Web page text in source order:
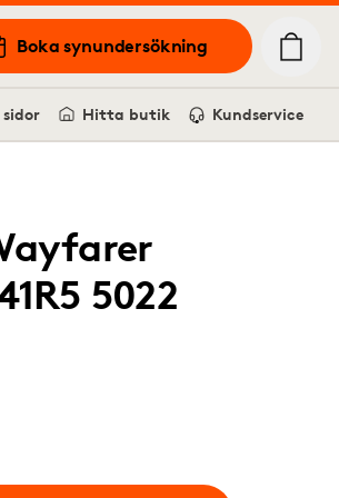
Boka synundersökning
Hitta butik Kundservice
5022